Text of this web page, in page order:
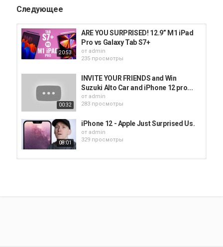
Следующее
20:53
ARE YOU SURPRISED! 12.9” M1 iPad
Pro vs Galaxy Tab S7+
от admin
235 просмотры
00:32
INVITE YOUR FRIENDS and Win
Suzuki Alto Car and iPhone 12 pro...
от admin
283 просмотры
08:01
iPhone 12 - Apple Just Surprised Us.
от admin
329 просмотры